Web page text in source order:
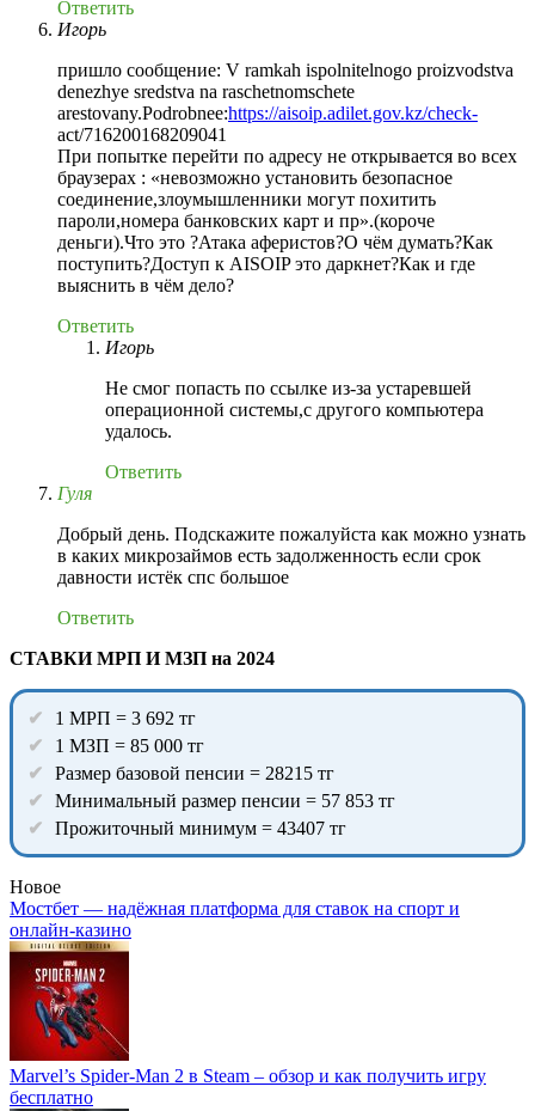
Ответить
Игорь
пришло сообщение: V ramkah ispolnitelnogo proizvodstva
denezhye sredstva na raschetnomschete
arestovany.Podrobnee:https://aisoip.adilet.gov.kz/check-
act/716200168209041
При попытке перейти по адресу не открывается во всех
браузерах : «невозможно установить безопасное
соединение,злоумышленники могут похитить
пароли,номера банковских карт и пр».(короче
деньги).Что это ?Атака аферистов?О чём думать?Как
поступить?Доступ к AISOIP это даркнет?Как и где
выяснить в чём дело?
Ответить
Игорь
Не смог попасть по ссылке из-за устаревшей
операционной системы,с другого компьютера
удалось.
Ответить
Гуля
Добрый день. Подскажите пожалуйста как можно узнать
в каких микрозаймов есть задолженность если срок
давности истёк спс большое
Ответить
СТАВКИ МРП И МЗП на 2024
1 МРП = 3 692 тг
1 МЗП = 85 000 тг
Размер базовой пенсии = 28215 тг
Минимальный размер пенсии = 57 853 тг
Прожиточный минимум = 43407 тг
Новое
Мостбет — надёжная платформа для ставок на спорт и
онлайн-казино
Marvel’s Spider-Man 2 в Steam – обзор и как получить игру
бесплатно